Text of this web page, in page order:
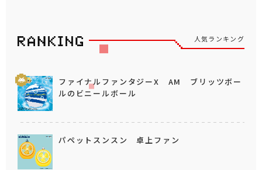
人気ランキング
ファイナルファンタジーX AM ブリッツボー
ルのビニールボール
パペットスンスン 卓上ファン